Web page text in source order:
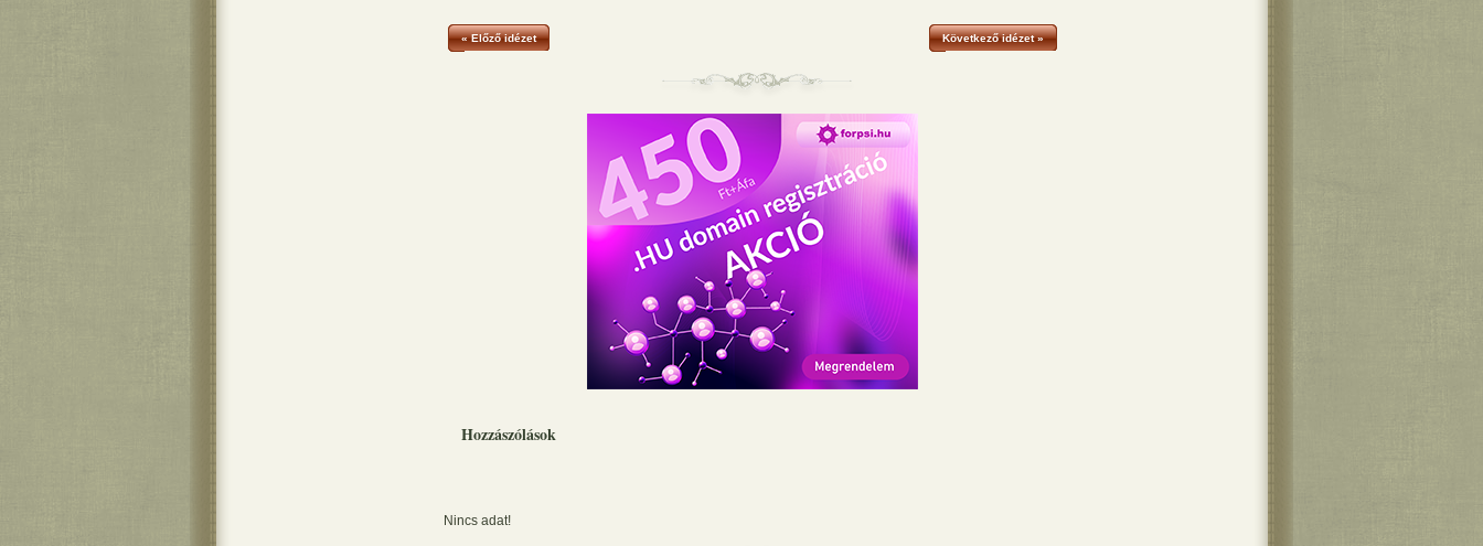
« Előző idézet Következő idézet »
Hozzászólások
Nincs adat!